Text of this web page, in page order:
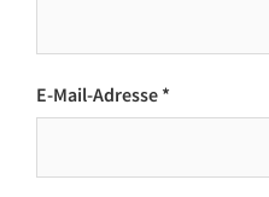
E-Mail-Adresse *